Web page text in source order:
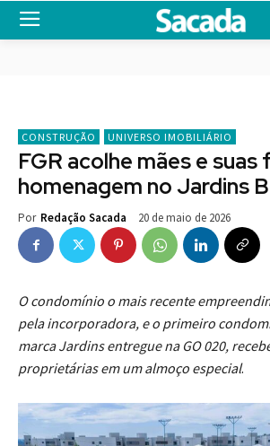
CONSTRUÇÃO UNIVERSO IMOBILIÁRIO
FGR acolhe mães e suas
homenagem no Jardins
Por Redação Sacada 20 de maio de 2026
O condomínio o mais recente
pela incorporadora, e o primeiro
marca Jardins entregue na GO 020,
proprietárias em um almoço especial.